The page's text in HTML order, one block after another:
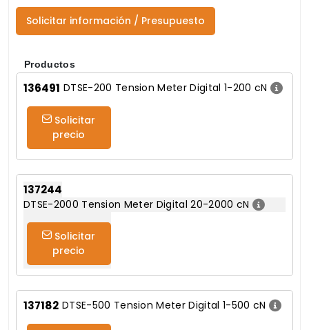
Solicitar información / Presupuesto
Productos
136491 DTSE-200 Tension Meter Digital 1-200 cN
precio
137244
DTSE-2000 Tension Meter Digital 20-2000 cN
precio
137182 DTSE-500 Tension Meter Digital 1-500 cN